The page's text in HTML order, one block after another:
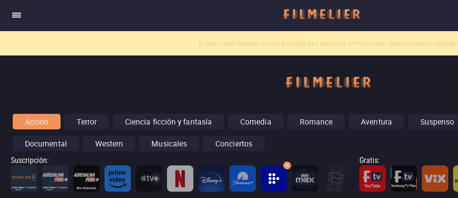
El nuevo canal Filmelier+ya está disponible para suscribirte en Prime Video. ¡Descubre nuestro catálogo!
Acción Terror Ciencia ficción y fantasía Comedia Romance Aventura Suspenso
Documental Western Musicales Conciertos
Suscripción: Gratis: